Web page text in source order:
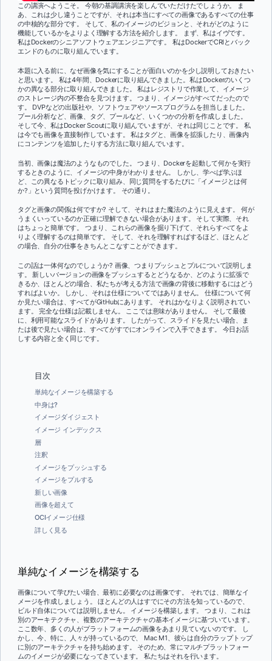
この講演へようこそ。 今朝の基調講演を楽しんでいただけたでしょうか。 ま
あ、これは少し違うことですが、それは本当にすべての画像であるすべての仕事
の中核的な部分です。 そして、私のイメージのビジョンと、それがどのように
機能しているかをよりよく理解する方法を紹介します。 まず、私はイヴです。
私はDockerのシニアソフトウェアエンジニアです。 私はDockerでCRIとバック
エンドのものに取り組んでいます。
本題に入る前に、なぜ画像を気にすることが面白いのかを少し説明しておきたい
と思います。 私は4年間、Dockerに取り組んできました。私はDockerのいくつ
かの異なる部分に取り組んできました。 私はレジストリで作業して、イメージ
のストレージ内の不整合を見つけます。 つまり、イメージがすべてだったので
す。 DVPなどの出版社や、ソフトウェアやソースプログラムを担当しました。
プール分析など、画像、タグ、プールなど、いくつかの分析を作成しました。
そして今、私はDocker Scoutに取り組んでいますが、それは同じことです。 私
は今でも画像を直接制作しています。 私はタグと、画像を拡張したり、画像内
にコンテンツを追加したりする方法に取り組んでいます。
当初、画像は魔法のようなものでした。 つまり、Dockerを起動して何かを実行
するときのように、イメージの中身がわかりません。 しかし、学べば学ぶほ
ど、この異なるトピックに取り組み、同じ質問をするたびに「イメージとは何
か?」という質問を投げかけます。 その通り。
タグと画像の関係は何ですか? そして、それはまた魔法のように見えます。 何が
うまくいっているのか正確に理解できない場合があります。 そして実際、それ
はちょっと簡単です。 つまり、これらの画像を掘り下げて、それらすべてをよ
りよく理解するのは簡単です。 そして、それを理解すればするほど、ほとんど
の場合、自分の仕事をきちんとこなすことができます。
この話は一体何なのでしょうか? 画像、つまりプッシュとプルについて説明しま
す。 新しいバージョンの画像をプッシュするとどうなるか、どのように拡張で
きるか、ほとんどの場合、私たちが考える方法で画像の背後に移動するにはどう
すればよいか。 しかし、それは仕様についてではありません。 仕様について何
か見たい場合は、すべてがGitHubにあります。 それはかなりよく説明されてい
ます。 完全な仕様は記載しません。 ここでは意味がありません。 そして最後
に、利用可能なスライドがあります。 したがって、スライドを見たい場合、ま
たは後で見たい場合は、すべてがすでにオンラインで入手できます。 今日お話
しする内容と全く同じです。
目次
単純なイメージを構築する
中身は?
イメージダイジェスト
イメージ インデックス
層
注釈
イメージをプッシュする
イメージをプルする
新しい画像
画像を超えて
OCIイメージ仕様
詳しく見る
単純なイメージを構築する
画像について学びたい場合、最初に必要なのは画像です。 それでは、簡単なイ
メージを作成しましょう。 ほとんどの人はすでにその方法を知っているので、
ビルド自体については説明しません。 イメージを構築します。 つまり、これは
別のアーキテクチャ、複数のアーキテクチャの基本イメージに基づいています。
ここ数年、多くの人がプラットフォームの画像をあまり見ていないのです。 し
かし、今、特に、人々が持っているので、 Mac M1、彼らは自分のラップトップ
に別のアーキテクチャを持ち始めます。 そのため、常にマルチプラットフォー
ムのイメージが必要になってきています。 私たちはそれを行います。